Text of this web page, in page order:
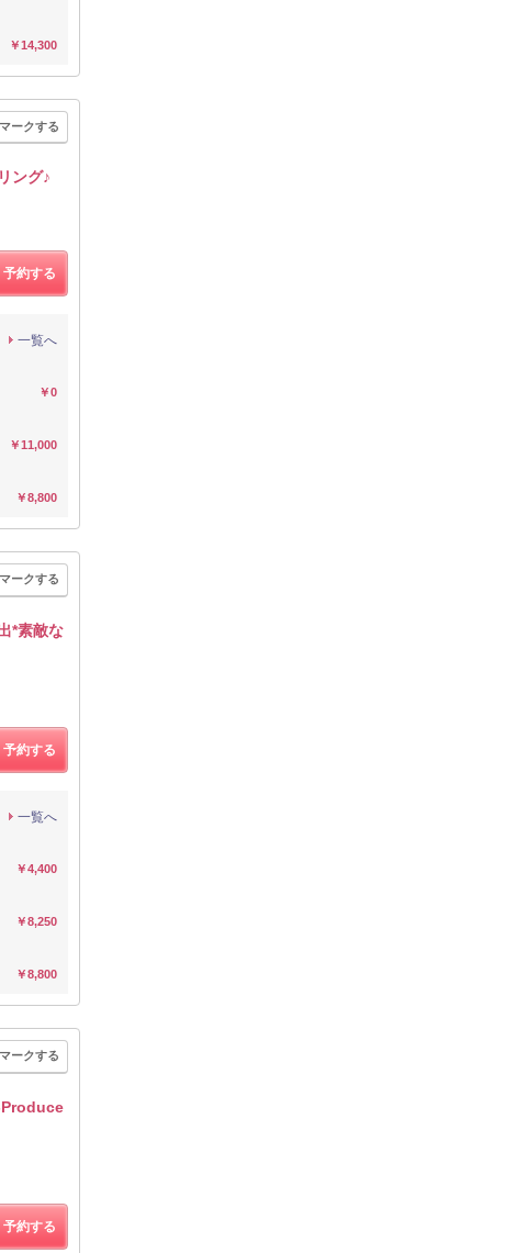
￥14,300
ークする
ング♪
約する
一覧へ
￥0
￥11,000
￥8,800
ークする
*素敵な
約する
一覧へ
￥4,400
￥8,250
￥8,800
ークする
Produce
約する